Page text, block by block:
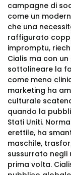
campagne di
come un
che una
raffigurato
impromptu,
Cialis ma con
sottolineare la
come meno
marketing ha
culturale
quando la
Stati Uniti.
erettile, ha
maschile,
sussurrato negli
prima volta.